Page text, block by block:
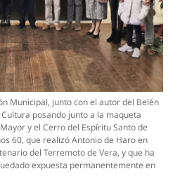
Municipal, junto con el autor del Belén
posando junto a la maqueta
y el Cerro del Espíritu Santo de
60, que realizó Antonio de Haro en
del Terremoto de Vera, y que ha
expuesta permanentemente en